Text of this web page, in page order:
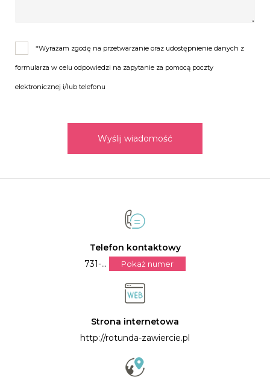
*Wyrażam zgodę na przetwarzanie oraz udostępnienie danych z
formularza w celu odpowiedzi na zapytanie za pomocą poczty
elektronicznej i/lub telefonu
Wyślij wiadomość
Telefon kontaktowy
731-...
Pokaż numer
Strona internetowa
http://rotunda-zawiercie.pl